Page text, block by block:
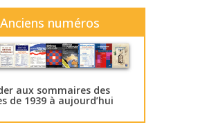
Anciens numéros
aux sommaires des
de 1939 à aujourd’hui